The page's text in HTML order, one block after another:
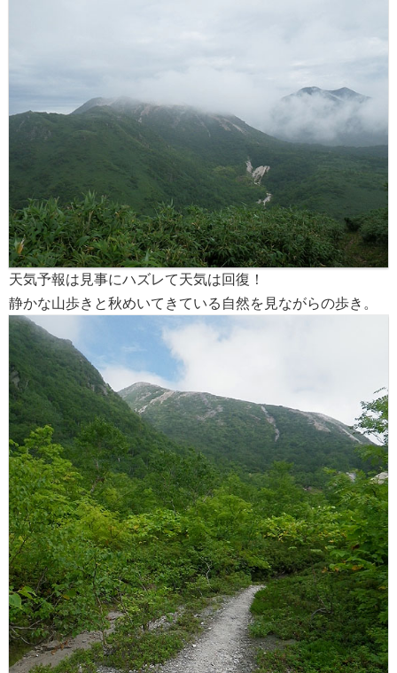
天気予報は見事にハズレて天気は回復！
静かな山歩きと秋めいてきている自然を見ながらの歩き。